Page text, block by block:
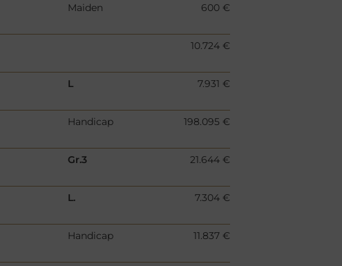
Maiden
600 €
10.724 €
L
7.931 €
Handicap
198.095 €
Gr.3
21.644 €
L.
7.304 €
Handicap
11.837 €